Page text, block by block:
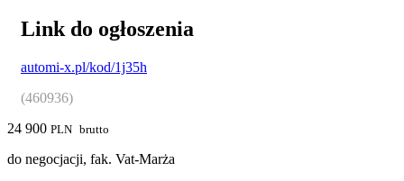
Link do ogłoszenia
automi-x.pl/kod/1j35h
(460936)
24 900 PLN brutto
do negocjacji, fak. Vat-Marża